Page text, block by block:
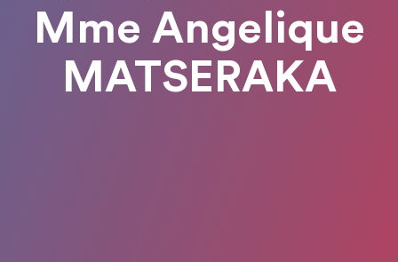
Mme Angelique
MATSERAKA